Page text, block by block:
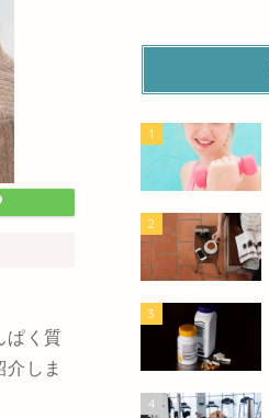
ぱく質
しま
1
2
3
4